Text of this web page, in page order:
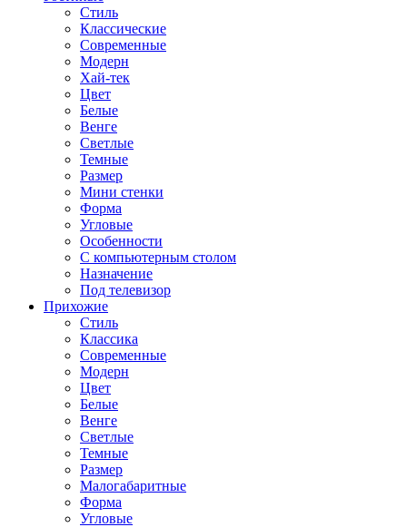
Стиль
Классические
Современные
Модерн
Хай-тек
Цвет
Белые
Венге
Светлые
Темные
Размер
Мини стенки
Форма
Угловые
Особенности
С компьютерным столом
Назначение
Под телевизор
Прихожие
Стиль
Классика
Современные
Модерн
Цвет
Белые
Венге
Светлые
Темные
Размер
Малогабаритные
Форма
Угловые